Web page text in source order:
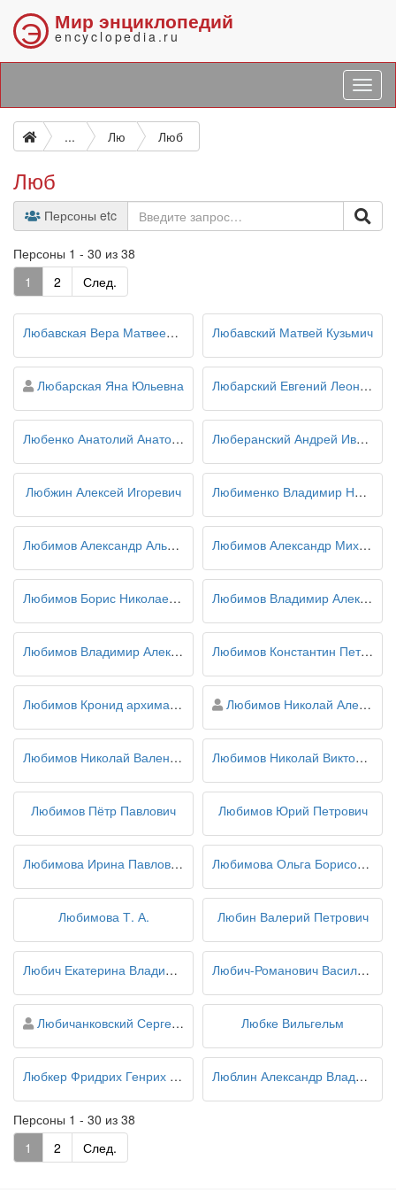
Э Мир энциклопедий
encyclopedia.ru
... Лю Люб
Люб
Персоны etc
Персоны 1 - 30 из 38
1
2 След.
Любавская Вера Матвеевна Любавский Матвей Кузьмич
персона
Любарская Яна Юльевна Любарский Евгений Леонидович
Любенко Анатолий Анатольевич Люберанский Андрей Иванович
Любжин Алексей Игоревич Любименко Владимир Николаевич
Любимов Александр Альбертович Любимов Александр Михайлович
Любимов Борис Николаевич Любимов Владимир Александрович
Любимов Владимир Алексеевич Любимов Константин Петрович
Любимов Кронид архимандрит персона
Любимов Николай Алексеевич
Любимов Николай Валентинович Любимов Николай Викторович
Любимов Пётр Павлович Любимов Юрий Петрович
Любимова Ирина Павловна Любимова Ольга Борисовна
Любимова Т. А. Любин Валерий Петрович
Любич Екатерина Владимировна Любич-Романович Василий Игнатьевич
персона
Любичанковский Сергей Валентинович Любке Вильгельм
Любкер Фридрих Генрих Христиан Люблин Александр Владимирович
Персоны 1 - 30 из 38
1
2 След.